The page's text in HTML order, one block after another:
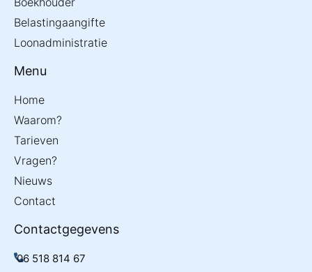
Belastingaangifte
Loonadministratie
Menu
Home
Waarom?
Tarieven
Vragen?
Nieuws
Contact
Contactgegevens
06 518 814 67